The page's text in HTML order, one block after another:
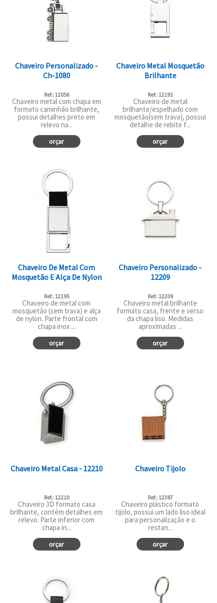
Chaveiro Personalizado -
Ch-1080
Ref.: 12056
Chaveiro metal com chapa em
formato caminhão brilhante,
possui detalhes preto em
relevo na...
orçar
Chaveiro Metal Mosquetão
Brilhante
Ref.: 12191
Chaveiro de metal
brilhante/espelhado com
mosquetão(sem trava), possui
detalhe de rebite f...
orçar
Chaveiro De Metal Com
Mosquetão E Alça De Nylon
Ref.: 12195
Chaveiro de metal com
mosquetão (sem trava) e alça
de nylon. Parte frontal com
chapa inox ...
orçar
Chaveiro Personalizado -
12209
Ref.: 12209
Chaveiro metal brilhante
formato casa, frente e verso
da chapa liso. Medidas
aproximadas ...
orçar
Chaveiro Metal Casa - 12210
Ref.: 12210
Chaveiro 3D formato casa
brilhante, contém detalhes em
relevo. Parte inferior com
chapa in...
orçar
Chaveiro Tijolo
Ref.: 12387
Chaveiro plástico formato
tijolo, possui um lado liso ideal
para personalização e o
restan...
orçar